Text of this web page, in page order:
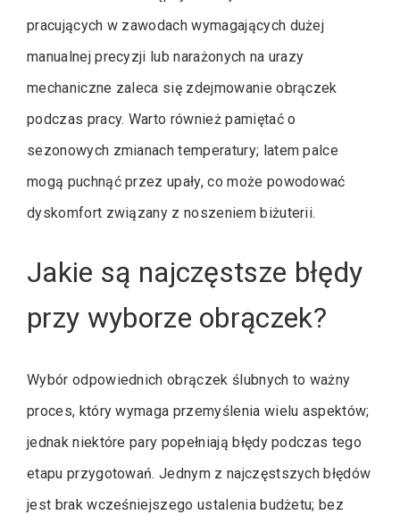
pracujących w zawodach wymagających dużej
manualnej precyzji lub narażonych na urazy
mechaniczne zaleca się zdejmowanie obrączek
podczas pracy. Warto również pamiętać o
sezonowych zmianach temperatury; latem palce
mogą puchnąć przez upały, co może powodować
dyskomfort związany z noszeniem biżuterii.
Jakie są najczęstsze błędy
przy wyborze obrączek?
Wybór odpowiednich obrączek ślubnych to ważny
proces, który wymaga przemyślenia wielu aspektów;
jednak niektóre pary popełniają błędy podczas tego
etapu przygotowań. Jednym z najczęstszych błędów
jest brak wcześniejszego ustalenia budżetu; bez